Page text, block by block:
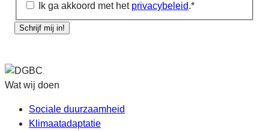
Ik ga akkoord met het privacybeleid.*
Schrijf mij in!
Wat wij doen
Sociale duurzaamheid
Klimaatadaptatie